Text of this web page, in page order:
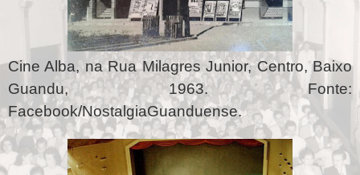
Cine Alba, na Rua Milagres Junior, Centro, Baixo
Guandu, 1963. Fonte:
Facebook/NostalgiaGuanduense.